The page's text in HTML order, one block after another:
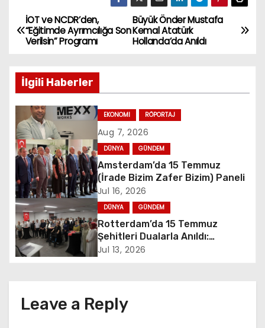
P
s
t
n
a
v
i
g
a
Büyük Önder Mustafa
Kemal Atatürk
Hollanda’da Anıldı
İOT ve NCDR’den,
“Eğitimde Ayrımcılığa Son
Verilsin” Programı
İlgili Haberler
EKONOMI RÖPORTAJ
Aug 7, 2026
DÜNYA GÜNDEM
Amsterdam’da 15 Temmuz
(İrade Bizim Zafer Bizim) Paneli
Jul 16, 2026
DÜNYA GÜNDEM
Rotterdam’da 15 Temmuz
Şehitleri Dualarla Anıldı:
“Demokrasiye Sahip Çıkmanın
Jul 13, 2026
Leave a Reply